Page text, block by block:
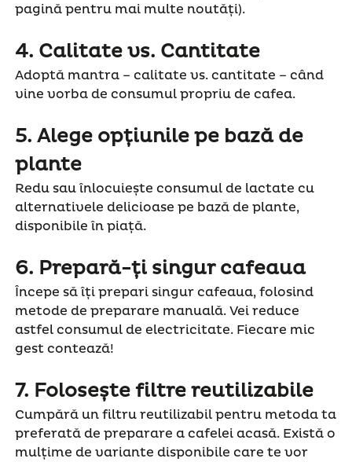
pagină pentru mai multe noutăți).
4. Calitate vs. Cantitate
Adoptă mantra – calitate vs. cantitate – când
vine vorba de consumul propriu de cafea.
5. Alege opțiunile pe bază de
plante
Redu sau înlocuiește consumul de lactate cu
alternativele delicioase pe bază de plante,
disponibile în piață.
6. Prepară-ți singur cafeaua
Începe să îți prepari singur cafeaua, folosind
metode de preparare manuală. Vei reduce
astfel consumul de electricitate. Fiecare mic
gest contează!
7. Folosește filtre reutilizabile
Cumpără un filtru reutilizabil pentru metoda ta
preferată de preparare a cafelei acasă. Există o
mulțime de variante disponibile care te vor